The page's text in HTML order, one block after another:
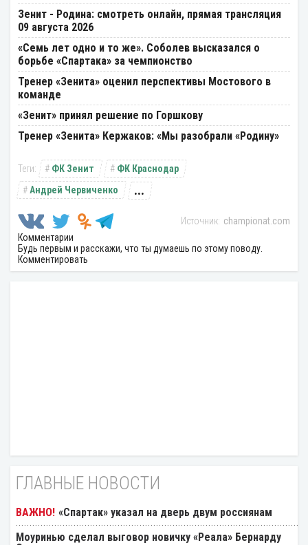
Зенит - Родина: смотреть онлайн, прямая трансляция
09 августа 2026
«Семь лет одно и то же». Соболев высказался о
борьбе «Спартака» за чемпионство
Тренер «Зенита» оценил перспективы Мостового в
команде
«Зенит» принял решение по Горшкову
Тренер «Зенита» Кержаков: «Мы разобрали «Родину»
ФК Зенит
ФК Краснодар
Андрей Червиченко
...
championat.com
Комментарии
Будь первым и расскажи, что ты думаешь по этому поводу.
Комментировать
ГЛАВНЫЕ НОВОСТИ
«Спартак» указал на дверь двум россиянам
Моуринью сделал выговор новичку «Реала» Бернарду